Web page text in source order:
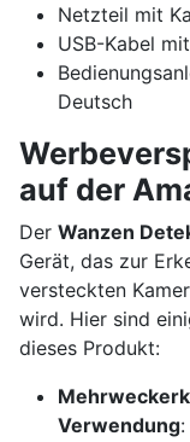
Netzteil mit
USB-Kabel
Deutsch
auf der
Der Wanzen
Gerät, das zur
versteckten
wird. Hier sind
dieses Produkt:
Verwendung: